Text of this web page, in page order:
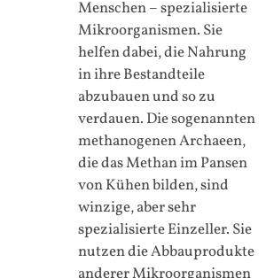
Menschen – spezialisierte
Mikroorganismen. Sie
helfen dabei, die Nahrung
in ihre Bestandteile
abzubauen und so zu
verdauen. Die sogenannten
methanogenen Archaeen,
die das Methan im Pansen
von Kühen bilden, sind
winzige, aber sehr
spezialisierte Einzeller. Sie
nutzen die Abbauprodukte
anderer Mikroorganismen